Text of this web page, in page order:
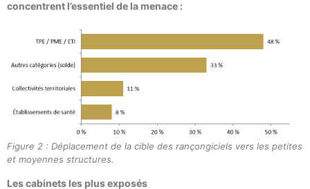
concentrent l’essentiel de la menace :
Figure 2 : Déplacement de la cible des rançongiciels vers les petites
et moyennes structures.
Les cabinets les plus exposés